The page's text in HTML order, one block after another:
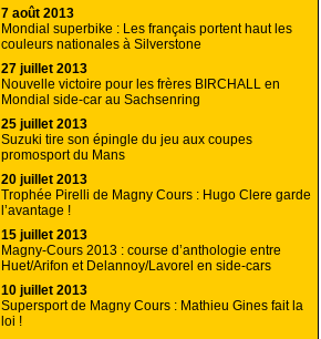
7 août 2013
Mondial superbike : Les français portent haut les
couleurs nationales à Silverstone
27 juillet 2013
Nouvelle victoire pour les frères BIRCHALL en
Mondial side-car au Sachsenring
25 juillet 2013
Suzuki tire son épingle du jeu aux coupes
promosport du Mans
20 juillet 2013
Trophée Pirelli de Magny Cours : Hugo Clere garde
l’avantage !
15 juillet 2013
Magny-Cours 2013 : course d’anthologie entre
Huet/Arifon et Delannoy/Lavorel en side-cars
10 juillet 2013
Supersport de Magny Cours : Mathieu Gines fait la
loi !